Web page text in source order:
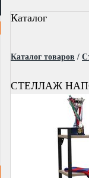
Каталог
Каталог товаров /
СТЕЛЛАЖ